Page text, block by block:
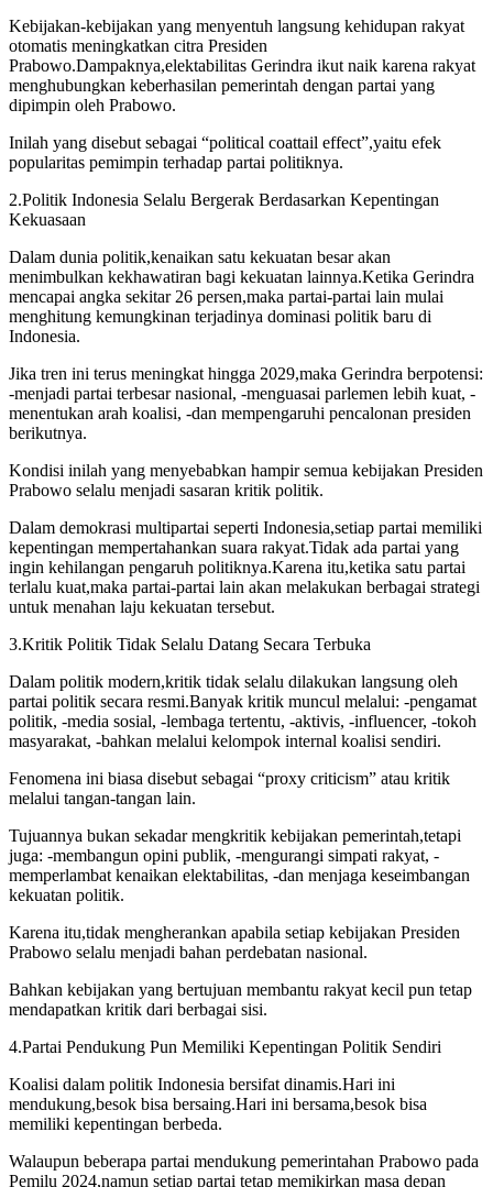
Kebijakan-kebijakan yang menyentuh langsung kehidupan rakyat
otomatis meningkatkan citra Presiden
Prabowo.Dampaknya,elektabilitas Gerindra ikut naik karena rakyat
menghubungkan keberhasilan pemerintah dengan partai yang
dipimpin oleh Prabowo.
Inilah yang disebut sebagai “political coattail effect”,yaitu efek
popularitas pemimpin terhadap partai politiknya.
2.Politik Indonesia Selalu Bergerak Berdasarkan Kepentingan
Kekuasaan
Dalam dunia politik,kenaikan satu kekuatan besar akan
menimbulkan kekhawatiran bagi kekuatan lainnya.Ketika Gerindra
mencapai angka sekitar 26 persen,maka partai-partai lain mulai
menghitung kemungkinan terjadinya dominasi politik baru di
Indonesia.
Jika tren ini terus meningkat hingga 2029,maka Gerindra berpotensi:
-menjadi partai terbesar nasional, -menguasai parlemen lebih kuat, -
menentukan arah koalisi, -dan mempengaruhi pencalonan presiden
berikutnya.
Kondisi inilah yang menyebabkan hampir semua kebijakan Presiden
Prabowo selalu menjadi sasaran kritik politik.
Dalam demokrasi multipartai seperti Indonesia,setiap partai memiliki
kepentingan mempertahankan suara rakyat.Tidak ada partai yang
ingin kehilangan pengaruh politiknya.Karena itu,ketika satu partai
terlalu kuat,maka partai-partai lain akan melakukan berbagai strategi
untuk menahan laju kekuatan tersebut.
3.Kritik Politik Tidak Selalu Datang Secara Terbuka
Dalam politik modern,kritik tidak selalu dilakukan langsung oleh
partai politik secara resmi.Banyak kritik muncul melalui: -pengamat
politik, -media sosial, -lembaga tertentu, -aktivis, -influencer, -tokoh
masyarakat, -bahkan melalui kelompok internal koalisi sendiri.
Fenomena ini biasa disebut sebagai “proxy criticism” atau kritik
melalui tangan-tangan lain.
Tujuannya bukan sekadar mengkritik kebijakan pemerintah,tetapi
juga: -membangun opini publik, -mengurangi simpati rakyat, -
memperlambat kenaikan elektabilitas, -dan menjaga keseimbangan
kekuatan politik.
Karena itu,tidak mengherankan apabila setiap kebijakan Presiden
Prabowo selalu menjadi bahan perdebatan nasional.
Bahkan kebijakan yang bertujuan membantu rakyat kecil pun tetap
mendapatkan kritik dari berbagai sisi.
4.Partai Pendukung Pun Memiliki Kepentingan Politik Sendiri
Koalisi dalam politik Indonesia bersifat dinamis.Hari ini
mendukung,besok bisa bersaing.Hari ini bersama,besok bisa
memiliki kepentingan berbeda.
Walaupun beberapa partai mendukung pemerintahan Prabowo pada
Pemilu 2024,namun setiap partai tetap memikirkan masa depan